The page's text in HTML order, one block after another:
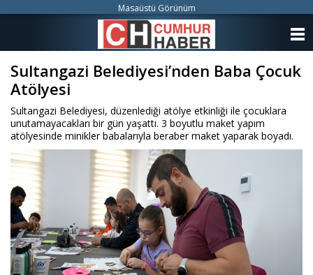
Sultangazi Belediyesi’nden Baba Çocuk
Atölyesi
Sultangazi Belediyesi, düzenlediği atölye etkinliği ile çocuklara
unutamayacakları bir gün yaşattı. 3 boyutlu maket yapım
atölyesinde minikler babalarıyla beraber maket yaparak boyadı.
Masaüstü Görünüm
KATEGORİLER
ANKETLER
VİDEO GALERİ
KÜNYE